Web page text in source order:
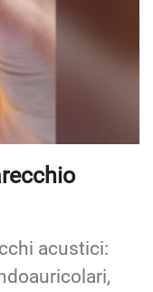
acustici: